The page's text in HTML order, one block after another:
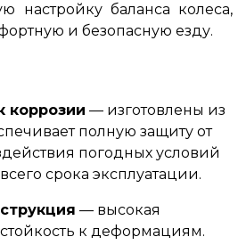
настройку баланса колеса,
и безопасную езду.
коррозии — изготовлены из
полную защиту от
погодных условий
срока эксплуатации.
— высокая
к деформациям.